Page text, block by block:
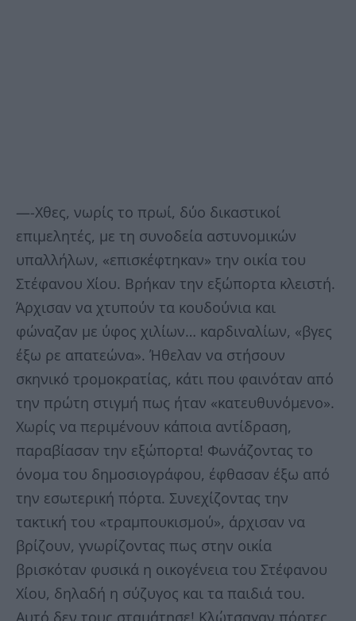
—-Χθες, νωρίς το πρωί, δύο δικαστικοί
επιμελητές, με τη συνοδεία αστυνομικών
υπαλλήλων, «επισκέφτηκαν» την οικία του
Στέφανου Χίου. Βρήκαν την εξώπορτα κλειστή.
Άρχισαν να χτυπούν τα κουδούνια και
φώναζαν με ύφος χιλίων… καρδιναλίων, «βγες
έξω ρε απατεώνα». Ήθελαν να στήσουν
σκηνικό τρομοκρατίας, κάτι που φαινόταν από
την πρώτη στιγμή πως ήταν «κατευθυνόμενο».
Χωρίς να περιμένουν κάποια αντίδραση,
παραβίασαν την εξώπορτα! Φωνάζοντας το
όνομα του δημοσιογράφου, έφθασαν έξω από
την εσωτερική πόρτα. Συνεχίζοντας την
τακτική του «τραμπουκισμού», άρχισαν να
βρίζουν, γνωρίζοντας πως στην οικία
βρισκόταν φυσικά η οικογένεια του Στέφανου
Χίου, δηλαδή η σύζυγος και τα παιδιά του.
Αυτό δεν τους σταμάτησε! Κλώτσαγαν πόρτες,